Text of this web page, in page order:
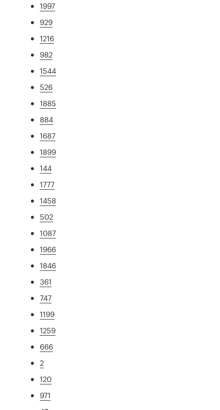
1997
929
1216
982
1544
526
1885
884
1687
1899
144
1777
1458
502
1087
1966
1846
361
747
1199
1259
666
2
120
971